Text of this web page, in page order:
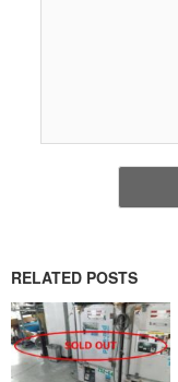
RELATED POSTS